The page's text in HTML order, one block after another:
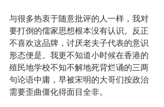
与很多热衷于随意批评的人一样，我对
要打倒的儒家思想根本没有认识。反正
不喜欢这品牌，讨厌老夫子代表的意识
形态便是。我更不知道小时候在香港的
殖民地学校不知不解地死背烂诵的三两
句论语中庸，早被宋明的大哥们按政治
需要歪曲僵化得面目全非。